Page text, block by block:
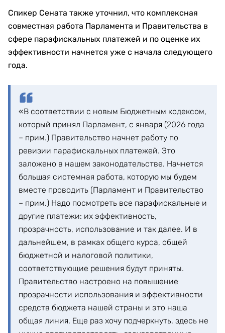
Спикер Сената также уточнил, что комплексная
совместная работа Парламента и Правительства в
сфере парафискальных платежей и по оценке их
эффективности начнется уже с начала следующего
года.
«В соответствии с новым Бюджетным кодексом,
который принял Парламент, с января (2026 года
– прим.) Правительство начнет работу по
ревизии парафискальных платежей. Это
заложено в нашем законодательстве. Начнется
большая системная работа, которую мы будем
вместе проводить (Парламент и Правительство
– прим.) Надо посмотреть все парафискальные и
другие платежи: их эффективность,
прозрачность, использование и так далее. И в
дальнейшем, в рамках общего курса, общей
бюджетной и налоговой политики,
соответствующие решения будут приняты.
Правительство настроено на повышение
прозрачности использования и эффективности
средств бюджета нашей страны и это наша
общая линия. Еще раз хочу подчеркнуть, здесь не